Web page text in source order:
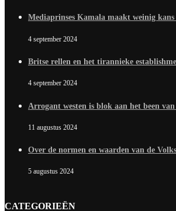
Mediaprinses Kamala maakt weinig
4 september 2024
Britse rellen en het tirannieke
4 september 2024
Arrogant westen is blok aan het been
11 augustus 2024
Over de normen en waarden van de
5 augustus 2024
CATEGORIEËN